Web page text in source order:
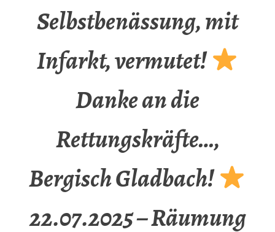
Selbstbenässung, mit
Infarkt, vermutet!
Danke an die
Rettungskräfte…,
Bergisch Gladbach!
22.07.2025 – Räumung